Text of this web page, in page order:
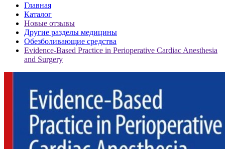
Главная
Каталог
Новые отзывы
Другие разделы медицины
Обезболивающие средства
Evidence-Based Practice in Perioperative Cardiac Anesthesia
and Surgery